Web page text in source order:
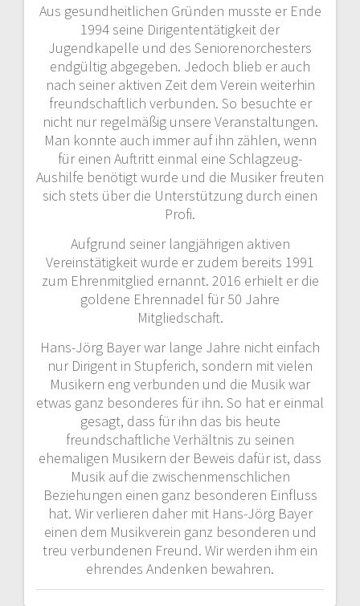
Aus gesundheitlichen Gründen musste er Ende
1994 seine Dirigententätigkeit der
Jugendkapelle und des Seniorenorchesters
endgültig abgegeben. Jedoch blieb er auch
nach seiner aktiven Zeit dem Verein weiterhin
freundschaftlich verbunden. So besuchte er
nicht nur regelmäßig unsere Veranstaltungen.
Man konnte auch immer auf ihn zählen, wenn
für einen Auftritt einmal eine Schlagzeug-
Aushilfe benötigt wurde und die Musiker freuten
sich stets über die Unterstützung durch einen
Profi.
Aufgrund seiner langjährigen aktiven
Vereinstätigkeit wurde er zudem bereits 1991
zum Ehrenmitglied ernannt. 2016 erhielt er die
goldene Ehrennadel für 50 Jahre
Mitgliedschaft.
Hans-Jörg Bayer war lange Jahre nicht einfach
nur Dirigent in Stupferich, sondern mit vielen
Musikern eng verbunden und die Musik war
etwas ganz besonderes für ihn. So hat er einmal
gesagt, dass für ihn das bis heute
freundschaftliche Verhältnis zu seinen
ehemaligen Musikern der Beweis dafür ist, dass
Musik auf die zwischenmenschlichen
Beziehungen einen ganz besonderen Einfluss
hat. Wir verlieren daher mit Hans-Jörg Bayer
einen dem Musikverein ganz besonderen und
treu verbundenen Freund. Wir werden ihm ein
ehrendes Andenken bewahren.